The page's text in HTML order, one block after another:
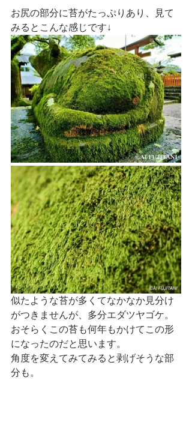
お尻の部分に苔がたっぷりあり、見て
みるとこんな感じです↓
似たような苔が多くてなかなか見分け
がつきませんが、多分エダツヤゴケ。
おそらくこの苔も何年もかけてこの形
になったのだと思います。
角度を変えてみてみると剥げそうな部
分も。